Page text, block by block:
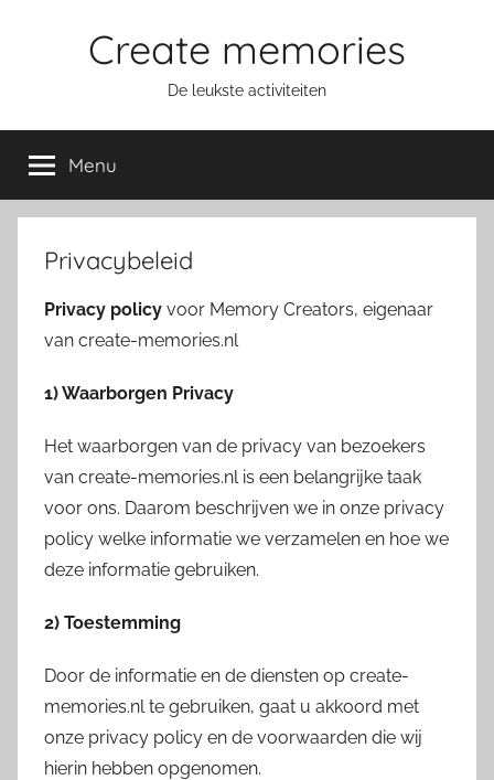
Create memories
De leukste activiteiten
Menu
Privacybeleid
Privacy policy voor Memory Creators, eigenaar
van create-memories.nl
1) Waarborgen Privacy
Het waarborgen van de privacy van bezoekers
van create-memories.nl is een belangrijke taak
voor ons. Daarom beschrijven we in onze privacy
policy welke informatie we verzamelen en hoe we
deze informatie gebruiken.
2) Toestemming
Door de informatie en de diensten op create-
memories.nl te gebruiken, gaat u akkoord met
onze privacy policy en de voorwaarden die wij
hierin hebben opgenomen.